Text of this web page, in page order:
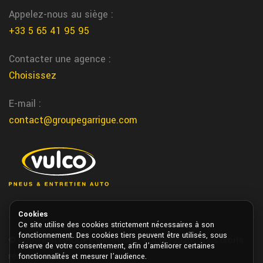
pneu tracteur remplacement Montreal
Chez Garrigue Vulco Montreal nous assurons le remplacement
votre exploitation
remplacement pneus camion sur aire de
repos
Nos equipes Vulco Garrigue peuvent vous depanner sur votre aire
saint jean de vedas changement pneu
Nous changeons vos pneus rapidement dans notre centre de
st remy freinage voiture
Nous assurons l’entretien et la reparation du freinage voiture a
st remy chez garrigue vulco
Appelez-nous au siège :
+33 5 65 41 95 95
Contacter une agence :
Choisissez
E-mail :
contact@groupegarrigue.com
© Copyright GROUPE GARRIGUE VULCO 2026. Tous droits
réservés.
Cookies
Ce site utilise des cookies strictement nécessaires à son
fonctionnement. Des cookies tiers peuvent être utilisés, sous
réserve de votre consentement, afin d’améliorer certaines
fonctionnalités et mesurer l’audience.